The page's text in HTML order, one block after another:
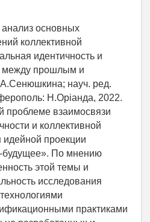
анализ основных
коллективной
идентичность и
между прошлым и
науч. ред.
Н.Орiанда, 2022.
проблеме взаимосвязи
и коллективной
идейной проекции
По мнению
этой темы и
исследования
практиками